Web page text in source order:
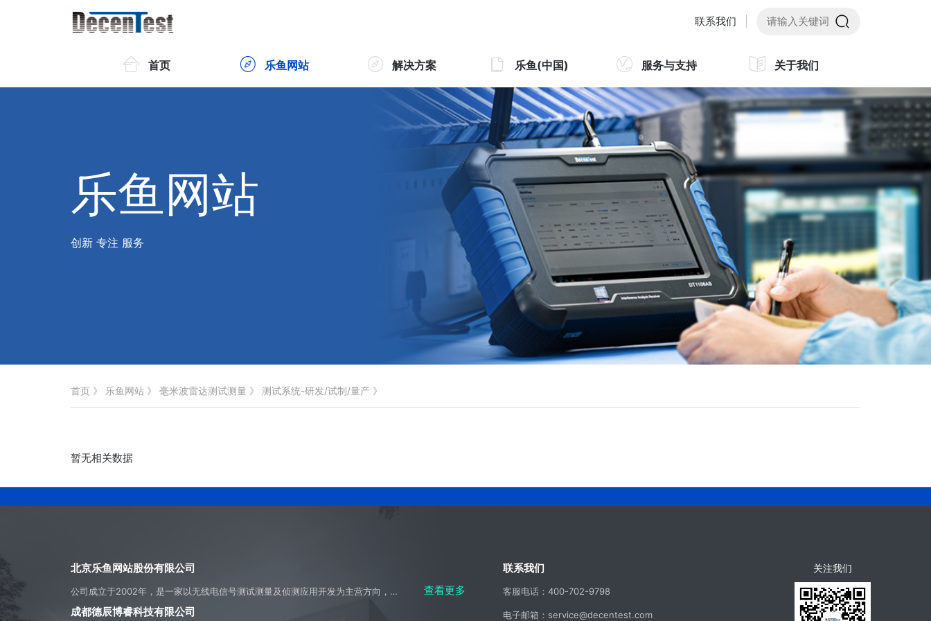
联系我们
首页 乐鱼网站 解决方案 乐鱼(中国) 服务与支持 关于我们
乐鱼网站
创新 专注 服务
首页 》 乐鱼网站 》 毫米波雷达测试测量 》 测试系统-研发/试制/量产 》
暂无相关数据
北京乐鱼网站股份有限公司
公司成立于2002年，是一家以无线电信号测试测量及侦测应用开发为主营方向，集科研、生产、系统集成、产品销售、工程施工及技术服务于一体的高科技产业实体。
查看更多
成都德辰博睿科技有限公司
联系我们
客服电话：400-702-9798
电子邮箱：service@decentest.com
关注我们